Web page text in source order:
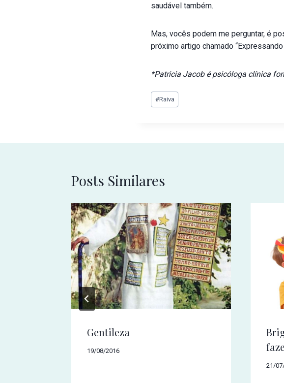
saudável também.
Mas, vocês podem me perguntar, é
próximo artigo chamado
*Patricia Jacob é psicóloga clínica
#Raiva
Posts Similares
Gentileza
19/08/2016
21/